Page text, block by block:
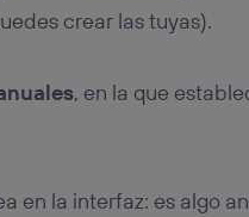
crear las tuyas).
, en la que
en la interfaz: es algo